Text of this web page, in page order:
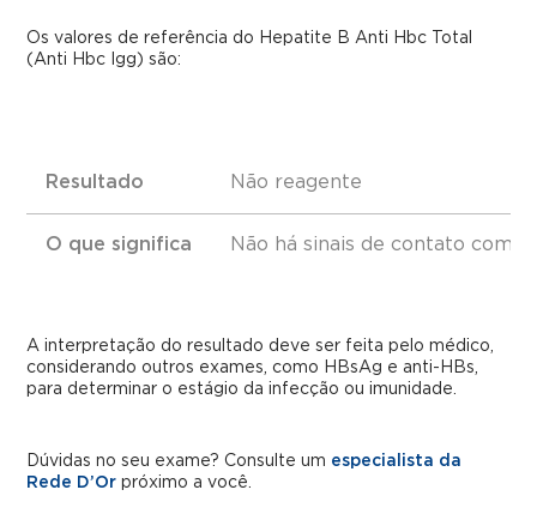
Os valores de referência do Hepatite B Anti Hbc Total
(Anti Hbc Igg) são:
Resultado
O que significa
Não reagente
Não há sinais de contato com o
A interpretação do resultado deve ser feita pelo médico,
considerando outros exames, como HBsAg e anti-HBs,
para determinar o estágio da infecção ou imunidade.
Dúvidas no seu exame? Consulte um especialista da
Rede D’Or próximo a você.